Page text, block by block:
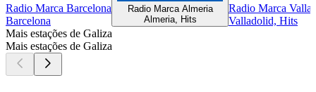
Radio Marca Barcelona
Barcelona
Radio Marca Almeria
Almeria, Hits
Radio Marca
Valladolid, Hits
Mais estações de Galiza
Mais estações de Galiza